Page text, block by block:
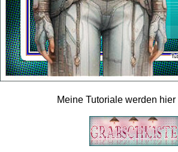
Meine Tutoriale werden hier